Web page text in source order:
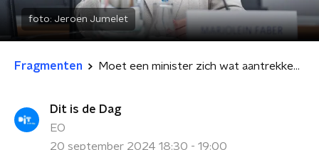
foto: Jeroen Jumelet
Fragmenten Moet een minister zich wat aantrekken van ambtenaren?
Dit is de Dag
EO
20 september 2024 18:30 - 19:00